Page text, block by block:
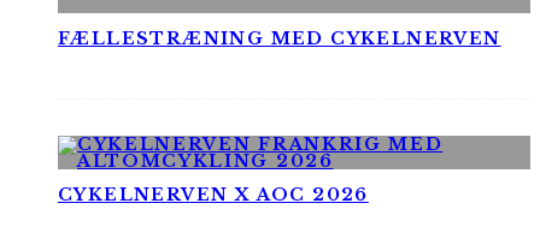
FÆLLESTRÆNING MED CYKELNERVEN
CYKELNERVEN X AOC 2026